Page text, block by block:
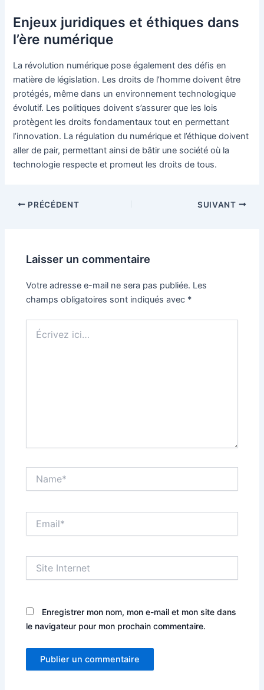
Enjeux juridiques et éthiques dans
l’ère numérique
La révolution numérique pose également des défis en
matière de législation. Les droits de l’homme doivent être
protégés, même dans un environnement technologique
évolutif. Les politiques doivent s’assurer que les lois
protègent les droits fondamentaux tout en permettant
l’innovation. La régulation du numérique et l’éthique doivent
aller de pair, permettant ainsi de bâtir une société où la
technologie respecte et promeut les droits de tous.
NavigationPRÉCÉDENT SUIVANT
Laisser un commentaire
Votre adresse e-mail ne sera pas publiée. Les
champs obligatoires sont indiqués avec *
ici…
Internet
Enregistrer mon nom, mon e-mail et mon site dans
le navigateur pour mon prochain commentaire.